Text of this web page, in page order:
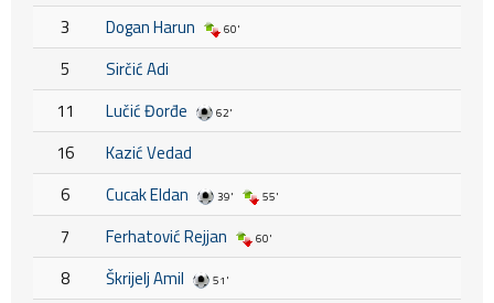
3 Dogan Harun 60'
5
Sirčić Adi
11
Lučić Đorđe 62'
16
Kazić Vedad
6
Cucak Eldan 39' 55'
7 Ferhatović Rejjan 60'
8 Škrijelj Amil 51'